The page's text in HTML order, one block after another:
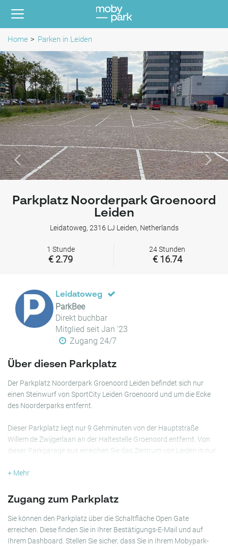
Home Parken in Leiden
Parkplatz Noorderpark Groenoord
Leiden
Leidatoweg, 2316 LJ Leiden, Netherlands
1 Stunde
€ 2.79
24 Stunden
€ 16.74
Leidatoweg
ParkBee
Direkt buchbar
Mitglied seit Jan '23
Zugang 24/7
Über diesen Parkplatz
Der Parkplatz Noorderpark Groenoord Leiden befindet sich nur
einen Steinwurf von SportCity Leiden Groenoord und um die Ecke
des Noorderparks entfernt.
Dieser Parkplatz liegt nur 9 Gehminuten von der Hauptstraße
Willem de Zwijgerlaan an der Haltestelle Groenoord entfernt. Von
dieser Parkgarage aus erreichen Sie das Zentrum von Leiden in nur
Gartenverein "Ons Buiten" und zur Moschee Imam Malik Islamic
Centre Leiden.
Wenn Sie nach einem erschwinglichen und praktischen Parkplatz in
Leiden suchen, sollten Sie nicht versäumen, Ihren Platz im Parkplatz
+ Mehr
Zugang zum Parkplatz
Sie können den Parkplatz über die Schaltfläche Open Gate
erreichen. Diese finden Sie in Ihrer Bestätigungs-E-Mail und auf
Ihrem Dashboard. Stellen Sie sicher, dass Sie in Ihrem Mobypark-